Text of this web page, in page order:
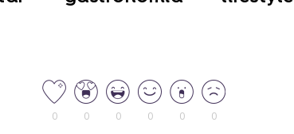
0 0 0 0 0 0